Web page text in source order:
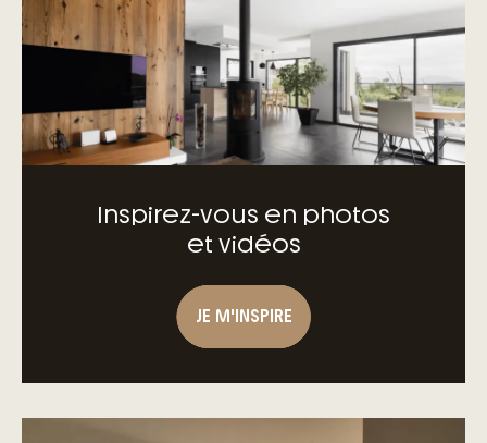
– Des garanties exclusives du contrat de
construction de maison individuelle
Inspirez-vous en photos
et vidéos
JE M'INSPIRE